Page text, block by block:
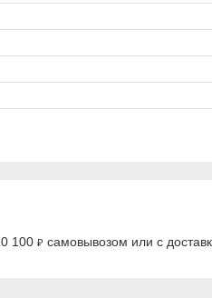
100 ₽ самовывозом или с